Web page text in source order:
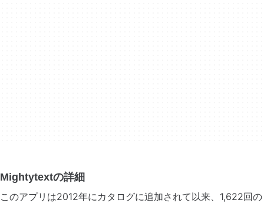
Mightytextの詳細
このアプリは2012年にカタログに追加されて以来、1,622回の